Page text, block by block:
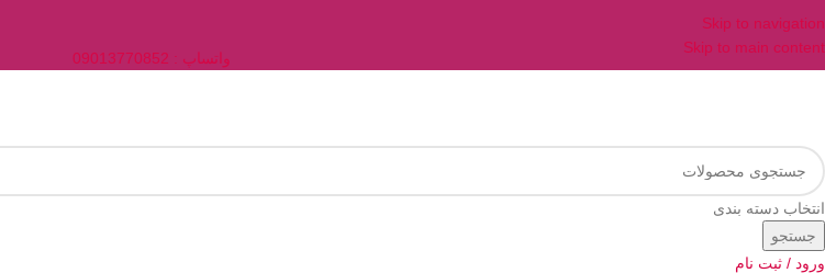
Skip to navigation
Skip to main content
واتساپ : 09013770852
انتخاب دسته بندی
جستجو
ورود / ثبت نام